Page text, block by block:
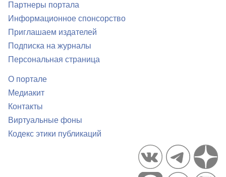
Партнеры портала
Информационное спонсорство
Приглашаем издателей
Подписка на журналы
Персональная страница
О портале
Медиакит
Контакты
Виртуальные фоны
Кодекс этики публикаций